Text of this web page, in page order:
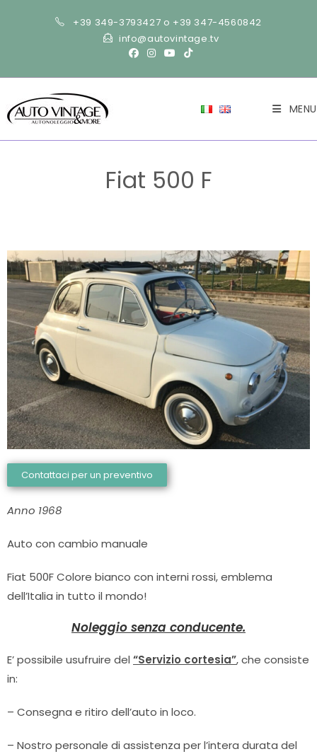
+39 349-3793427 o +39 347-4560842
info@autovintage.tv
MENU
Fiat 500 F
Contattaci per un preventivo
Anno 1968
Auto con cambio manuale
Fiat 500F Colore bianco con interni rossi, emblema
dell’Italia in tutto il mondo!
Noleggio senza conducente.
E’ possibile usufruire del “Servizio cortesia”, che consiste
in:
– Consegna e ritiro dell’auto in loco.
– Nostro personale di assistenza per l’intera durata del